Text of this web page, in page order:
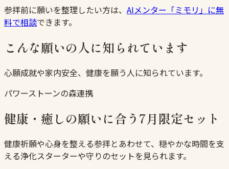
参拝前に願いを整理したい方は、 AIメンター「ミモリ」に無
料で相談できます。
こんな願いの人に知られています
心願成就や家内安全、健康を願う人に知られています。
パワーストーンの森連携
健康・癒しの願いに合う7月限定セット
健康祈願や心身を整える参拝とあわせて、穏やかな時間を支
える浄化スターターや守りのセットを見られます。